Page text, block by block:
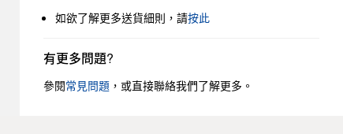
如欲了解更多送貨細則，請按此
有更多問題?
參閱常見問題 ，或直接聯絡我們了解更多。